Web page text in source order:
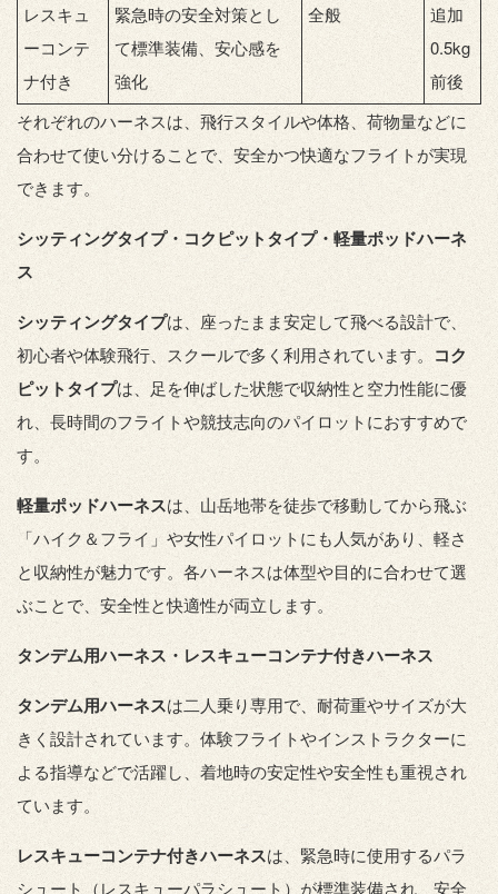
レスキュ
ーコンテ
ナ付き
緊急時の安全対策とし
て標準装備、安心感を
強化
全般
追加
0.5kg
前後
それぞれのハーネスは、飛行スタイルや体格、荷物量などに
合わせて使い分けることで、安全かつ快適なフライトが実現
できます。
シッティングタイプ・コクピットタイプ・軽量ポッドハーネ
ス
シッティングタイプは、座ったまま安定して飛べる設計で、
初心者や体験飛行、スクールで多く利用されています。 コク
ピットタイプは、足を伸ばした状態で収納性と空力性能に優
れ、長時間のフライトや競技志向のパイロットにおすすめで
す。
軽量ポッドハーネスは、山岳地帯を徒歩で移動してから飛ぶ
「ハイク＆フライ」や女性パイロットにも人気があり、軽さ
と収納性が魅力です。各ハーネスは体型や目的に合わせて選
ぶことで、安全性と快適性が両立します。
タンデム用ハーネス・レスキューコンテナ付きハーネス
タンデム用ハーネスは二人乗り専用で、耐荷重やサイズが大
きく設計されています。体験フライトやインストラクターに
よる指導などで活躍し、着地時の安定性や安全性も重視され
ています。
レスキューコンテナ付きハーネスは、緊急時に使用するパラ
シュート（レスキューパラシュート）が標準装備され、安全